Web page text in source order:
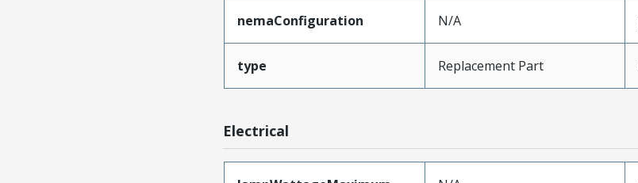
nemaConfiguration N/A
type Replacement Part
Electrical